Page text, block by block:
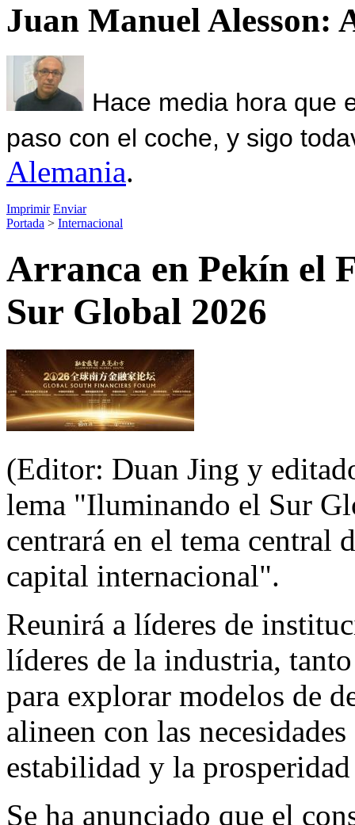
Juan Manuel Alesson:
Hace media hora que
paso con el coche, y sigo
Alemania.
Imprimir Enviar
Portada > Internacional
Arranca en Pekín el
Sur Global 2026
(Editor: Duan Jing y
lema "Iluminando el Sur
centrará en el tema
capital internacional".
Reunirá a líderes de
líderes de la industria,
para explorar modelos de
alineen con las
estabilidad y la
Se ha anunciado que el